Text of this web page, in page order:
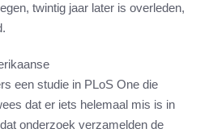
twintig jaar later is overleden,
een studie in PLoS One die
dat er iets helemaal mis is in
onderzoek verzamelden de